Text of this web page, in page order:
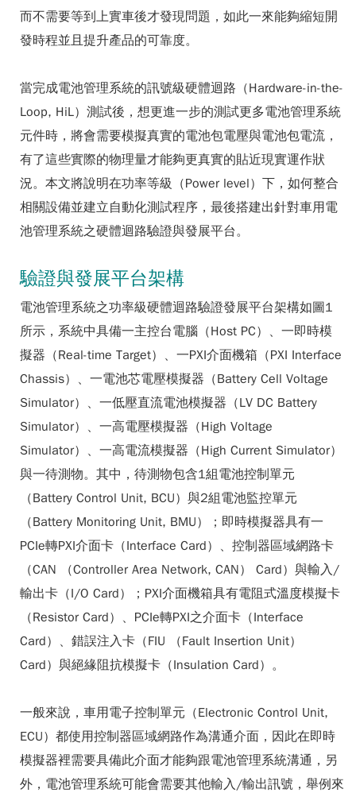
而不需要等到上實車後才發現問題，如此一來能夠縮短開
發時程並且提升產品的可靠度。
當完成電池管理系統的訊號級硬體迴路（Hardware-in-the-
Loop, HiL）測試後，想更進一步的測試更多電池管理系統
元件時，將會需要模擬真實的電池包電壓與電池包電流，
有了這些實際的物理量才能夠更真實的貼近現實運作狀
況。本文將說明在功率等級（Power level）下，如何整合
相關設備並建立自動化測試程序，最後搭建出針對車用電
池管理系統之硬體迴路驗證與發展平台。
驗證與發展平台架構
電池管理系統之功率級硬體迴路驗證發展平台架構如圖1
所示，系統中具備一主控台電腦（Host PC）、一即時模
擬器（Real-time Target）、一PXI介面機箱（PXI Interface
Chassis）、一電池芯電壓模擬器（Battery Cell Voltage
Simulator）、一低壓直流電池模擬器（LV DC Battery
Simulator）、一高電壓模擬器（High Voltage
Simulator）、一高電流模擬器（High Current Simulator）
與一待測物。其中，待測物包含1組電池控制單元
（Battery Control Unit, BCU）與2組電池監控單元
（Battery Monitoring Unit, BMU）；即時模擬器具有一
PCIe轉PXI介面卡（Interface Card）、控制器區域網路卡
（CAN （Controller Area Network, CAN） Card）與輸入/
輸出卡（I/O Card）；PXI介面機箱具有電阻式溫度模擬卡
（Resistor Card）、PCIe轉PXI之介面卡（Interface
Card）、錯誤注入卡（FIU （Fault Insertion Unit）
Card）與絕緣阻抗模擬卡（Insulation Card）。
一般來說，車用電子控制單元（Electronic Control Unit,
ECU）都使用控制器區域網路作為溝通介面，因此在即時
模擬器裡需要具備此介面才能夠跟電池管理系統溝通，另
外，電池管理系統可能會需要其他輸入/輸出訊號，舉例來